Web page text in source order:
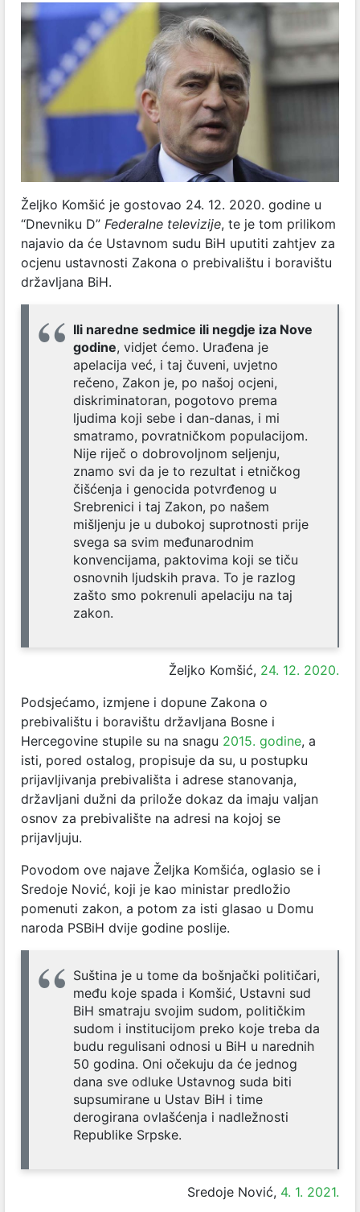
Željko Komšić je gostovao 24. 12. 2020. godine u
“Dnevniku D” Federalne televizije, te je tom prilikom
najavio da će Ustavnom sudu BiH uputiti zahtjev za
ocjenu ustavnosti Zakona o prebivalištu i boravištu
državljana BiH.
Ili naredne sedmice ili negdje iza Nove
godine, vidjet ćemo. Urađena je
apelacija već, i taj čuveni, uvjetno
rečeno, Zakon je, po našoj ocjeni,
diskriminatoran, pogotovo prema
ljudima koji sebe i dan-danas, i mi
smatramo, povratničkom populacijom.
Nije riječ o dobrovoljnom seljenju,
znamo svi da je to rezultat i etničkog
čišćenja i genocida potvrđenog u
Srebrenici i taj Zakon, po našem
mišljenju je u dubokoj suprotnosti prije
svega sa svim međunarodnim
konvencijama, paktovima koji se tiču
osnovnih ljudskih prava. To je razlog
zašto smo pokrenuli apelaciju na taj
zakon.
Željko Komšić, 24. 12. 2020.
Podsjećamo, izmjene i dopune Zakona o
prebivalištu i boravištu državljana Bosne i
Hercegovine stupile su na snagu 2015. godine, a
isti, pored ostalog, propisuje da su, u postupku
prijavljivanja prebivališta i adrese stanovanja,
državljani dužni da prilože dokaz da imaju valjan
osnov za prebivalište na adresi na kojoj se
prijavljuju.
Povodom ove najave Željka Komšića, oglasio se i
Sredoje Nović, koji je kao ministar predložio
pomenuti zakon, a potom za isti glasao u Domu
naroda PSBiH dvije godine poslije.
Suština je u tome da bošnjački političari,
među koje spada i Komšić, Ustavni sud
BiH smatraju svojim sudom, političkim
sudom i institucijom preko koje treba da
budu regulisani odnosi u BiH u narednih
50 godina. Oni očekuju da će jednog
dana sve odluke Ustavnog suda biti
supsumirane u Ustav BiH i time
derogirana ovlašćenja i nadležnosti
Republike Srpske.
Sredoje Nović, 4. 1. 2021.